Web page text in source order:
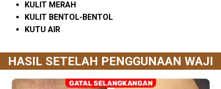
KULIT MERAH
KULIT BENTOL-BENTOL
KUTU AIR
HASIL SETELAH PENGGUNAAN WAJI